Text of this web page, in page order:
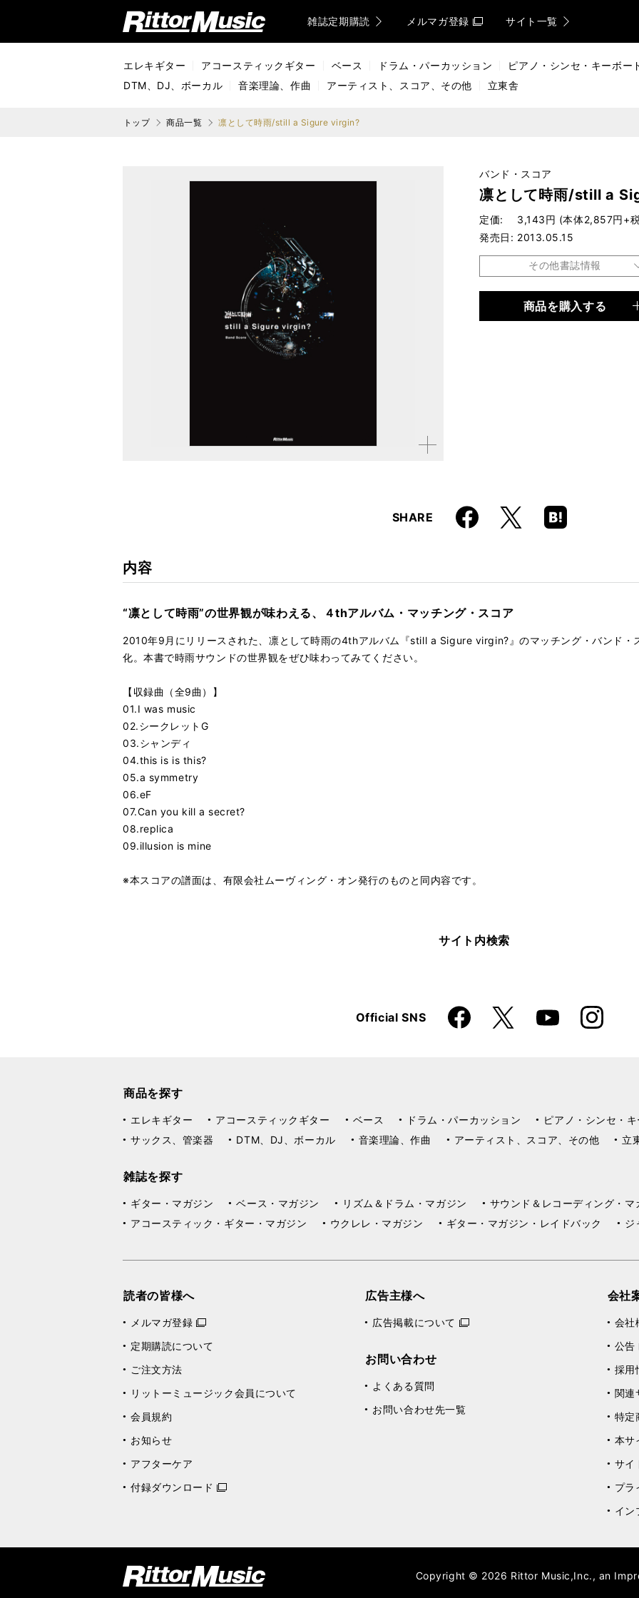
リットーミュージック (Rittor Music) 雑誌定期購読 メルマガ登録 サイト一覧
エレキギター アコースティックギター ベース ドラム・パーカッション ピアノ・シンセ・キーボー
DTM、DJ、ボーカル
音楽理論、作曲 アーティスト、スコア、その他 立東舎
トップ 商品一覧 凛として時雨/still a Sigure virgin?
拡大す
バンド・スコア
凛として時雨/still a
定価
3,143円 (本体2,857円+
発売日
2013.05.15
その他書誌情報
楽譜
商品を購入する
SHARE Faceboo
k
X
Hatena
Boo
内容
“凛として時雨”の世界観が味わえる、４thアルバム・マッチング・スコア
2010年9月にリリースされた、凛として時雨の4thアルバム『still a Sigure virgin?』のマッチング・バンド・
化。本書で時雨サウンドの世界観をぜひ味わってみてください。
【収録曲（全9曲）】
01.I was music
02.シークレットG
03.シャンディ
04.this is is this?
05.a symmetry
06.eF
07.Can you kill a secret?
08.replica
09.illusion is mine
※本スコアの譜面は、有限会社ムーヴィング・オン発行のものと同内容です。
サイト内検索
Official SNSFaceboo
k
X YouTube Instagra
m
商品を探す
エレキギター アコースティックギター ベース ドラム・パーカッション ピアノ・シンセ・キ
サックス、管楽器
DTM、DJ、ボーカル 音楽理論、作曲 アーティスト、スコア、その他 立
雑誌を探す
ギター・マガジン ベース・マガジン リズム＆ドラム・マガジン
サウンド＆レコーディング・マ
アコースティック・ギター・マガジン
ウクレレ・マガジン ギター・マガジン・レイドバック ジ
読者の皆様へ
メルマガ登録
定期購読について
ご注文方法
リットーミュージック会員について
会員規約
お知らせ
アフターケア
付録ダウンロード
広告主様へ
広告掲載について
お問い合わせ
よくある質問
お問い合わせ先一覧
会社
会社
公告
採用
関連
特定
本サ
サイ
プラ
イン
リットーミュージック (Rittor Music) Copyright © 2026 Rittor Music,Inc., an